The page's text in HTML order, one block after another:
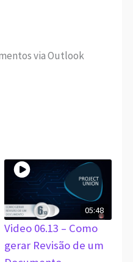
via Outlook
05:48
Video 06.13 – Como
gerar Revisão de um